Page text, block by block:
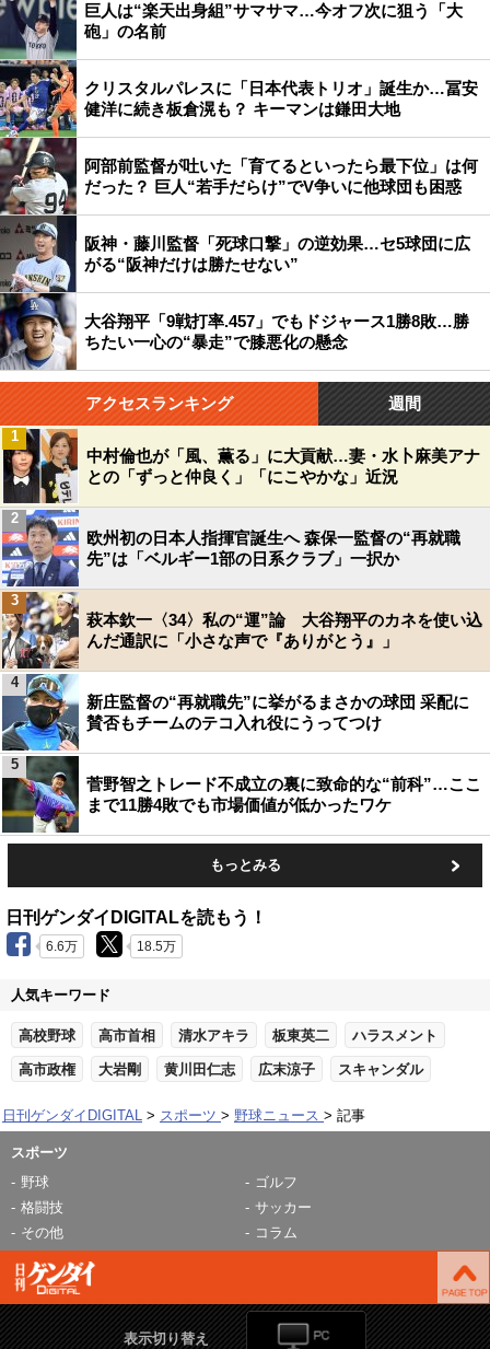
巨人は“楽天出身組”サマサマ…今オフ次に狙う「大
砲」の名前
クリスタルパレスに「日本代表トリオ」誕生か…冨安
健洋に続き板倉滉も？ キーマンは鎌田大地
阿部前監督が吐いた「育てるといったら最下位」は何
だった？ 巨人“若手だらけ”でV争いに他球団も困惑
阪神・藤川監督「死球口撃」の逆効果…セ5球団に広
がる“阪神だけは勝たせない”
大谷翔平「9戦打率.457」でもドジャース1勝8敗…勝
ちたい一心の“暴走”で膝悪化の懸念
アクセスランキング 週間
中村倫也が「風、薫る」に大貢献…妻・水卜麻美アナ
との「ずっと仲良く」「にこやかな」近況
1
欧州初の日本人指揮官誕生へ 森保一監督の“再就職
先”は「ベルギー1部の日系クラブ」一択か
2
萩本欽一〈34〉私の“運”論 大谷翔平のカネを使い込
んだ通訳に「小さな声で『ありがとう』」
3
新庄監督の“再就職先”に挙がるまさかの球団 采配に
賛否もチームのテコ入れ役にうってつけ
4
菅野智之トレード不成立の裏に致命的な“前科”…ここ
まで11勝4敗でも市場価値が低かったワケ
5
もっとみる
日刊ゲンダイDIGITALを読もう！
6.6万 18.5万
人気キーワード
高校野球 高市首相 清水アキラ 板東英二 ハラスメント
高市政権 大岩剛 黄川田仁志 広末涼子 スキャンダル
日刊ゲンダイDIGITAL スポーツ 野球ニュース 記事
スポーツ
野球
ゴルフ
格闘技
サッカー
その他
コラム
表示切り替え